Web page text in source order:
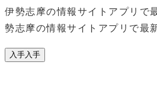
伊勢志摩の情報サイトアプリで
勢志摩の情報サイトアプリで最
入手入手